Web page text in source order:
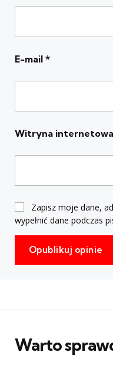
E-mail *
Witryna internetowa
Zapisz moje dane,
wypełnić dane podczas
Warto